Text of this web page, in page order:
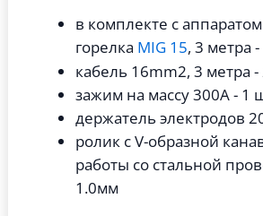
в комплекте с
горелка MIG 15, 3 метра
кабель 16mm2, 3 метра
зажим на массу 300А - 1
держатель электродов
ролик с V-образной
работы со стальной
1.0мм